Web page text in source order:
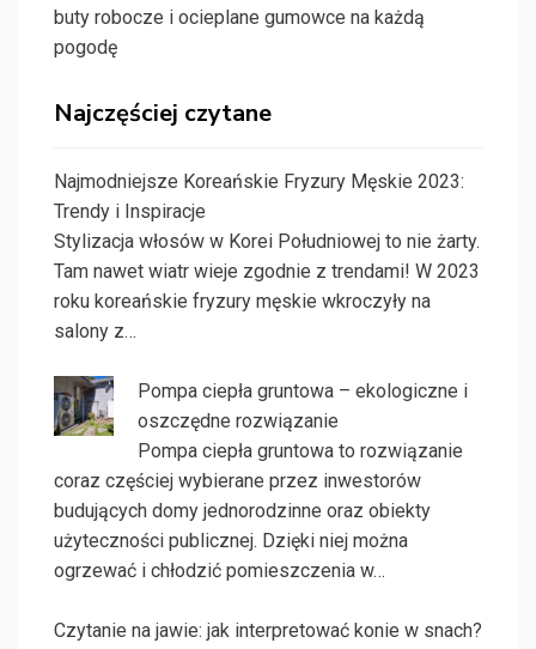
buty robocze i ocieplane gumowce na każdą
pogodę
Najczęściej czytane
Najmodniejsze Koreańskie Fryzury Męskie 2023:
Trendy i Inspiracje
Stylizacja włosów w Korei Południowej to nie żarty.
Tam nawet wiatr wieje zgodnie z trendami! W 2023
roku koreańskie fryzury męskie wkroczyły na
salony z…
Pompa ciepła gruntowa – ekologiczne i
oszczędne rozwiązanie
Pompa ciepła gruntowa to rozwiązanie
coraz częściej wybierane przez inwestorów
budujących domy jednorodzinne oraz obiekty
użyteczności publicznej. Dzięki niej można
ogrzewać i chłodzić pomieszczenia w…
Czytanie na jawie: jak interpretować konie w snach?